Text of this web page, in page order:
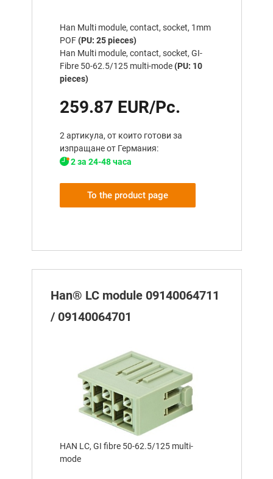
Han Multi module, contact, socket, 1mm
POF(PU: 25 pieces)
Han Multi module, contact, socket, GI-
Fibre 50-62.5/125 multi-mode(PU: 10
pieces)
259.87 EUR/Pc.
2 артикула, от които готови за
изпращане от Германия:
2 за 24-48 часа
To the product page
Han® LC module 09140064711
/ 09140064701
HAN LC, GI fibre 50-62.5/125 multi-
mode